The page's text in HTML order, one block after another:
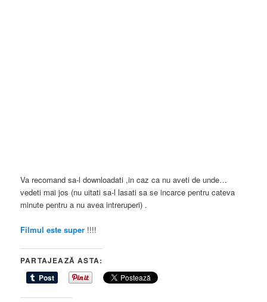
Va recomand sa-l downloadati ,in caz ca nu aveti de unde…
vedeti mai jos (nu uitati sa-l lasati sa se incarce pentru cateva
minute pentru a nu avea intreruperi) .
Filmul este super !!!!
PARTAJEAZĂ ASTA: